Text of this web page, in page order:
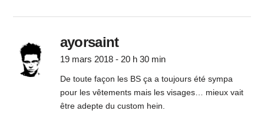
ayorsaint
19 mars 2018 - 20 h 30 min
De toute façon les BS ça a toujours été sympa
pour les vêtements mais les visages… mieux vait
être adepte du custom hein.